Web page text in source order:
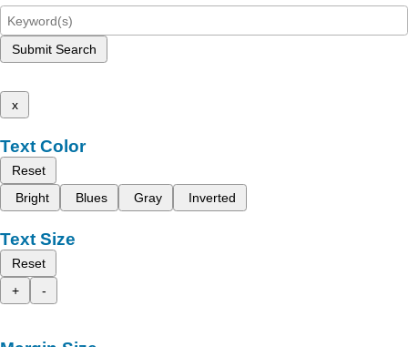
Submit Search
x
Text Color
Reset
Bright
Blues Gray Inverted
Text Size
Reset
+
-